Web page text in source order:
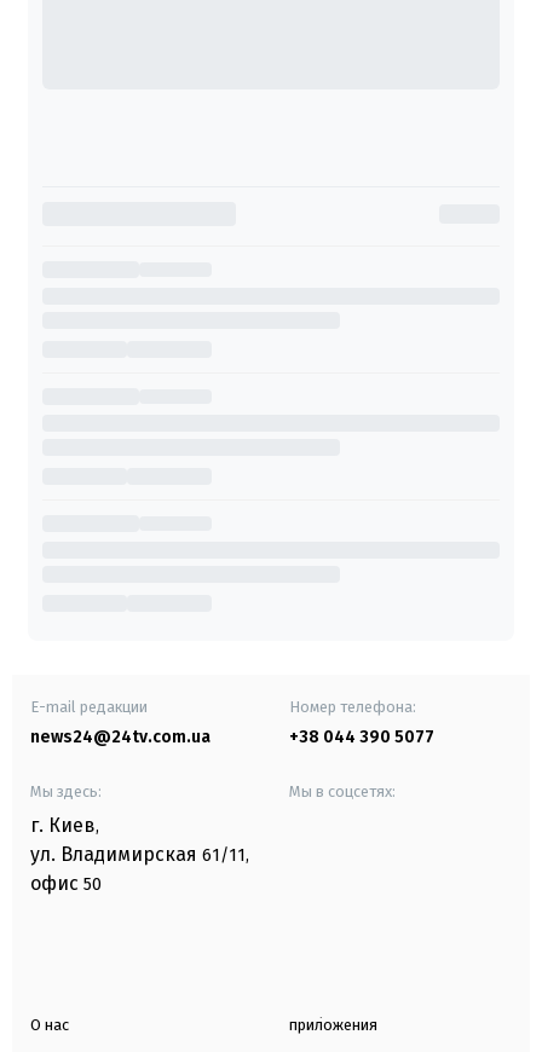
E-mail редакции
news24@24tv.com.ua
Номер телефона:
+38 044 390 5077
Мы здесь:
г. Киев,
ул. Владимирская 61/11,
офис 50
Мы в соцсетях:
О нас приложения